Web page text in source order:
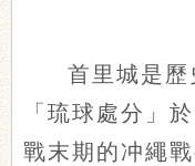
首里城是歷
「琉球處分」
戰末期的冲繩